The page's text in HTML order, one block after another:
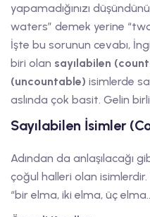
yapamadığınızı
waters” demek yerine
İşte bu sorunun cevabı,
biri olan sayılabilen
(uncountable) isimlerde
aslında çok basit. Gelin
Sayılabilen İsimler
Adından da anlaşılacağı
çoğul halleri olan isimlerdir.
“bir elma, iki elma, üç